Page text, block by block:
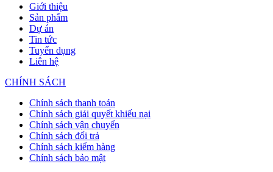
Giới thiệu
Sản phẩm
Dự án
Tin tức
Tuyển dụng
Liên hệ
CHÍNH SÁCH
Chính sách thanh toán
Chính sách giải quyết khiếu nại
Chính sách vận chuyển
Chính sách đổi trả
Chính sách kiểm hàng
Chính sách bảo mật